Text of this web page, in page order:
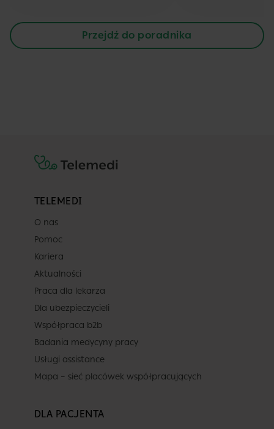
Przejdź do poradnika
TELEMEDI
O nas
Pomoc
Kariera
Aktualności
Praca dla lekarza
Dla ubezpieczycieli
Współpraca b2b
Badania medycyny pracy
Usługi assistance
Mapa – sieć placówek współpracujących
DLA PACJENTA